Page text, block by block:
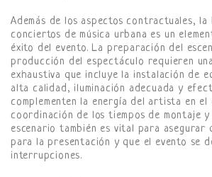
Además de los aspectos contractuales,
conciertos de música urbana es un
éxito del evento. La preparación del
producción del espectáculo requieren
exhaustiva que incluye la instalación de
alta calidad, iluminación adecuada y
complementen la energía del artista en el
coordinación de los tiempos de montaje y
escenario también es vital para asegurar
para la presentación y que el evento se
interrupciones.